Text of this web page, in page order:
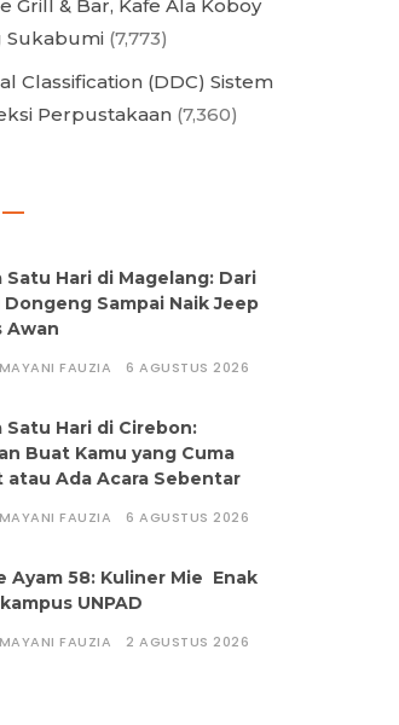
Grill & Bar, Kafe Ala Koboy
Sukabumi (7,773)
Classification (DDC) Sistem
Perpustakaan (7,360)
Satu Hari di Magelang: Dari
Dongeng Sampai Naik Jeep
Awan
FAUZIA 6 AGUSTUS 2026
Satu Hari di Cirebon:
Buat Kamu yang Cuma
atau Ada Acara Sebentar
FAUZIA 6 AGUSTUS 2026
Ayam 58: Kuliner Mie Enak
UNPAD
FAUZIA 2 AGUSTUS 2026